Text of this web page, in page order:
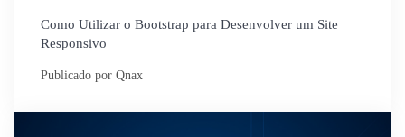
Como Utilizar o Bootstrap para Desenvolver um Site
Responsivo